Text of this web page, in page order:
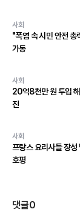
사회
"폭염 속 시민 안전 총
가동
사회
20억8천만 원 투입
진
사회
프랑스 요리사들 장성
호평
댓글0